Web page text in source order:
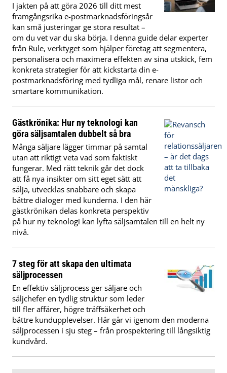
I jakten på att göra 2026 till ditt mest
framgångsrika e-postmarknadsföringsår
kan små justeringar ge stora resultat –
om du vet var du ska börja. I denna guide delar experter
från Rule, verktyget som hjälper företag att segmentera,
personalisera och maximera effekten av sina utskick, fem
konkreta strategier för att kickstarta din e-
postmarknadsföring med tydliga mål, renare listor och
smartare kommunikation.
Gästkrönika: Hur ny teknologi kan
göra säljsamtalen dubbelt så bra
Många säljare lägger timmar på samtal
utan att riktigt veta vad som faktiskt
fungerar. Med rätt teknik går det dock
att få nya insikter om sitt eget sätt att
sälja, utvecklas snabbare och skapa
bättre dialoger med kunderna. I den här
gästkrönikan delas konkreta perspektiv
på hur ny teknologi kan lyfta säljsamtalen till en helt ny
nivå.
7 steg för att skapa den ultimata
säljprocessen
En effektiv säljprocess ger säljare och
säljchefer en tydlig struktur som leder
till fler affärer, högre träffsäkerhet och
bättre kundupplevelser. Här går vi igenom den moderna
säljprocessen i sju steg – från prospektering till långsiktig
kundvård.